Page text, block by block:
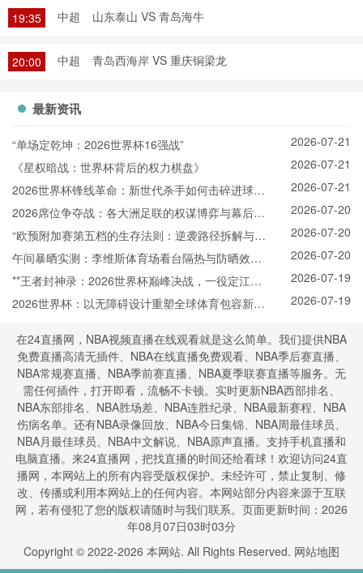
19:35 中超 山东泰山 VS 青岛海牛
20:00 中超 青岛西海岸 VS 重庆铜梁龙
最新资讯
“单场定乾坤：2026世界杯16强战”
2026-07-21
《星权暗战：世界杯背后的权力棋盘》
2026-07-21
2026世界杯锋线革命：新世代杀手如何击碎进球纪
录
2026-07-21
2026席位争夺战：各大洲足联的权谋博弈与幕后票
决
2026-07-20
“欧预附加赛第五档的生存法则：逆袭路径拆解与晋
级概率模型”
2026-07-20
午间暴晒实测：李维斯体育场看台隔热与防晒效能
全解析
2026-07-20
**王者封神录：2026世界杯巅峰决战，一役定江山
**
2026-07-19
2026世界杯：以无障碍设计重塑全球体育包容新标
2026-07-19
在24直播网，NBA视频直播在线观看就是这么简单。我们提供NBA
免费直播高清无插件、NBA在线直播免费观看、NBA季后赛直播、
NBA常规赛直播、NBA季前赛直播、NBA夏季联赛直播等服务。无
需任何插件，打开即看，流畅不卡顿。实时更新NBA西部排名、
NBA东部排名、NBA胜场差、NBA连胜纪录、NBA最新赛程、NBA
伤病名单。还有NBA录像回放、NBA今日集锦、NBA周最佳球员、
NBA月最佳球员、NBA中文解说、NBA原声直播。支持手机直播和
电脑直播。来24直播网，把找直播的时间还给看球！欢迎访问24直
播网，本网站上的所有内容受版权保护。未经许可，禁止复制、修
改、传播或利用本网站上的任何内容。本网站部分内容来源于互联
网，若有侵犯了您的版权请随时与我们联系。页面更新时间：2026
年08月07日03时03分
Copyright © 2022-2026 本网站. All Rights Reserved. 网站地图